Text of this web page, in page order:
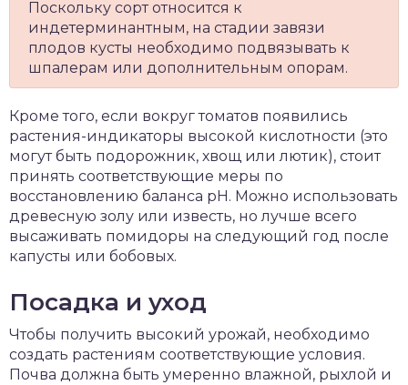
Поскольку сорт относится к
индетерминантным, на стадии завязи
плодов кусты необходимо подвязывать к
шпалерам или дополнительным опорам.
Кроме того, если вокруг томатов появились
растения-индикаторы высокой кислотности (это
могут быть подорожник, хвощ или лютик), стоит
принять соответствующие меры по
восстановлению баланса рН. Можно использовать
древесную золу или известь, но лучше всего
высаживать помидоры на следующий год после
капусты или бобовых.
Посадка и уход
Чтобы получить высокий урожай, необходимо
создать растениям соответствующие условия.
Почва должна быть умеренно влажной, рыхлой и